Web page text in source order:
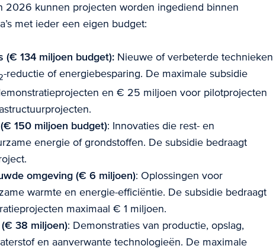
2026 kunnen projecten worden ingediend binnen
met ieder een eigen budget:
(€ 134 miljoen budget):Nieuwe of verbeterde technieken
-reductie of energiebesparing. De maximale subsidie
en € 25 miljoen voor pilotprojecten
150 miljoen budget): Innovaties die rest- en
energie of grondstoffen. De subsidie bedraagt
omgeving (€ 6 miljoen): Oplossingen voor
warmte en energie-efficiëntie. De subsidie bedraagt
maximaal € 1 miljoen.
38 miljoen): Demonstraties van productie, opslag,
en aanverwante technologieën. De maximale